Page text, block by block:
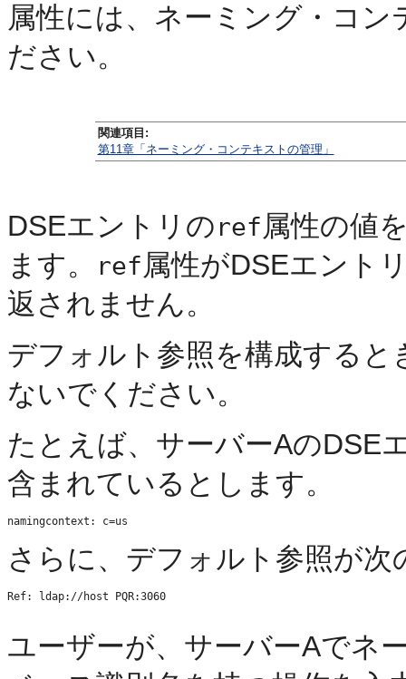
属性には、ネーミング・コ
ださい。
関連項目:
第11章「ネーミング・コンテキストの管理」
DSEエントリの ref 属性の値
ます。
ref 属性がDSEエント
返されません。
デフォルト参照を構成すると
ないでください。
たとえば、サーバーAのDSE
含まれているとします。
さらに、デフォルト参照が
Ref: ldap://host PQR:3060
ユーザーが、サーバーAでネ